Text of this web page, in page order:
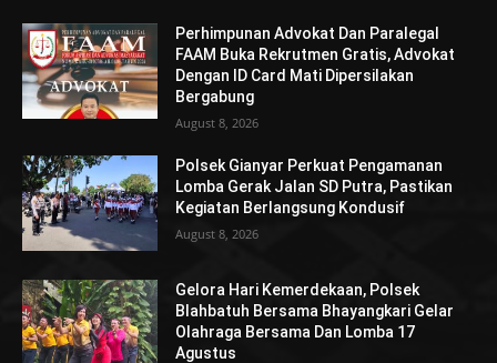
Perhimpunan Advokat Dan Paralegal
FAAM Buka Rekrutmen Gratis, Advokat
Dengan ID Card Mati Dipersilakan
Bergabung
August 8, 2026
Polsek Gianyar Perkuat Pengamanan
Lomba Gerak Jalan SD Putra, Pastikan
Kegiatan Berlangsung Kondusif
August 8, 2026
Gelora Hari Kemerdekaan, Polsek
Blahbatuh Bersama Bhayangkari Gelar
Olahraga Bersama Dan Lomba 17
Agustus